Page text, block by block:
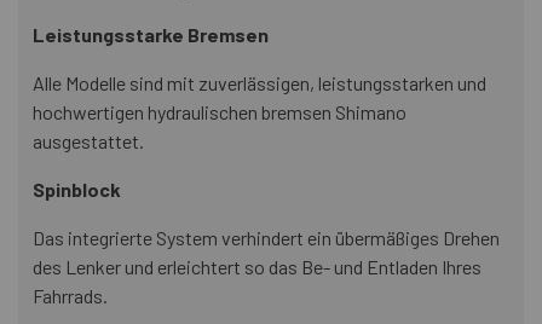
Leistungsstarke Bremsen
Alle Modelle sind mit zuverlässigen, leistungsstarken und
hochwertigen hydraulischen bremsen Shimano
ausgestattet.
Spinblock
Das integrierte System verhindert ein übermäßiges Drehen
des Lenker und erleichtert so das Be- und Entladen Ihres
Fahrrads.